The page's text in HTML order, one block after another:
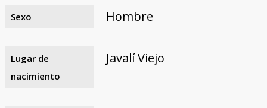
Sexo Hombre
Lugar de
nacimiento
Javalí Viejo